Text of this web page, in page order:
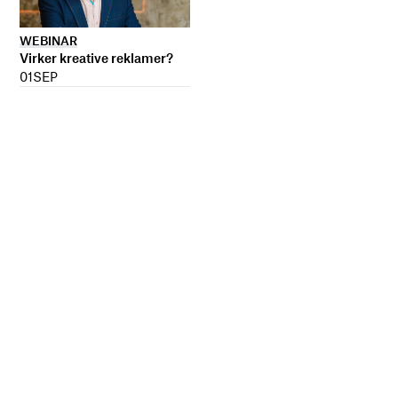
WEBINAR
Virker kreative reklamer?
01SEP